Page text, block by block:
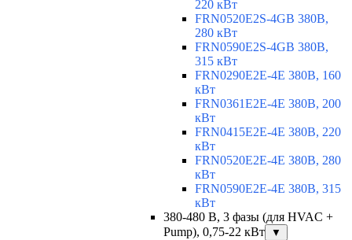
220 кВт
FRN0520E2S-4GB 380В,
280 кВт
FRN0590E2S-4GB 380В,
315 кВт
FRN0290E2E-4E 380В, 160
кВт
FRN0361E2E-4E 380В, 200
кВт
FRN0415E2E-4E 380В, 220
кВт
FRN0520E2E-4E 380В, 280
кВт
FRN0590E2E-4E 380В, 315
кВт
380-480 В, 3 фазы (для HVAC +
Pump), 0,75-22 кВт
▼